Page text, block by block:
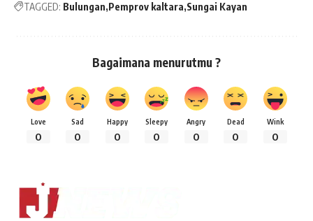
TAGGED: Bulungan Pemprov kaltara Sungai Kayan
Bagaimana menurutmu ?
Love
0
Sad
0
Happy
0
Sleepy
0
Angry
0
Dead
0
Wink
0